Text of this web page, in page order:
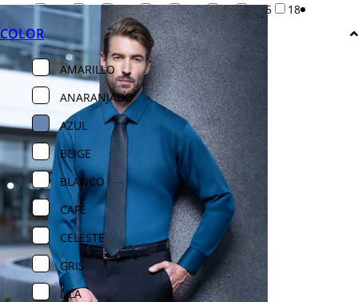
14.5 15 15.5 16 16.5 17 17.5 18
COLOR
AMARILLO
ANARANJADO
AZUL
BEIGE
BLANCO
CAFÉ
CELESTE
GRIS
LILA